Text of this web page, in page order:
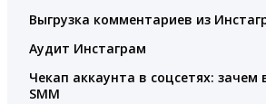
Выгрузка комментариев из
Аудит Инстаграм
Чекап аккаунта в соцсетях: зачем
SMM